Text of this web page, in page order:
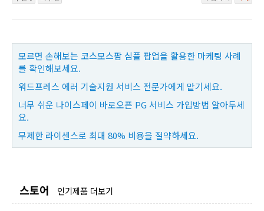
모르면 손해보는 코스모스팜 심플 팝업을 활용한 마케팅 사례
를 확인해보세요.
워드프레스 에러 기술지원 서비스 전문가에게 맡기세요.
너무 쉬운 나이스페이 바로오픈 PG 서비스 가입방법 알아두세
요.
무제한 라이센스로 최대 80% 비용을 절약하세요.
스토어 인기제품 더보기